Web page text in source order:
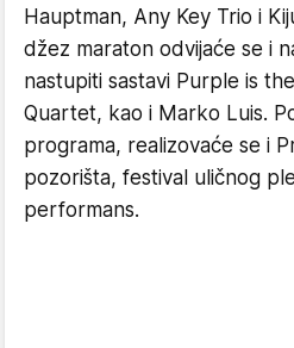
Hauptman, Any Key Trio i
džez maraton odvijaće se i
nastupiti sastavi Purple is
Quartet, kao i Marko Luis.
programa, realizovaće se i
pozorišta, festival uličnog
performans.